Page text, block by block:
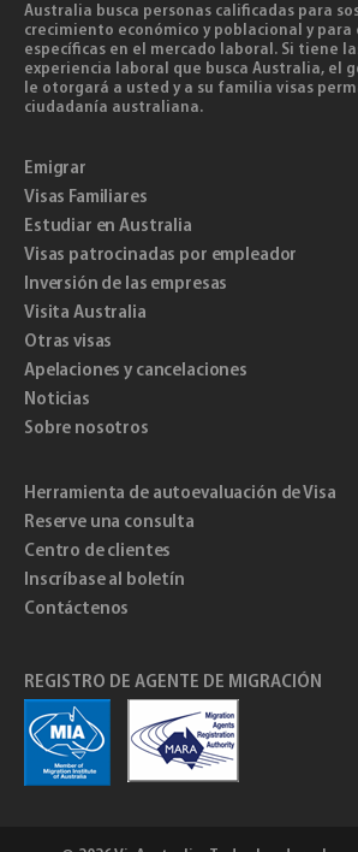
Australia busca personas calificadas para
crecimiento económico y poblacional y para
específicas en el mercado laboral. Si tiene
experiencia laboral que busca Australia, el
le otorgará a usted y a su familia visas
ciudadanía australiana.
Emigrar
Visas Familiares
Estudiar en Australia
Visas patrocinadas por empleador
Inversión de las empresas
Visita Australia
Otras visas
Apelaciones y cancelaciones
Noticias
Sobre nosotros
Herramienta de autoevaluación de Visa
Reserve una consulta
Centro de clientes
Inscríbase al boletín
Contáctenos
REGISTRO DE AGENTE DE MIGRACIÓN